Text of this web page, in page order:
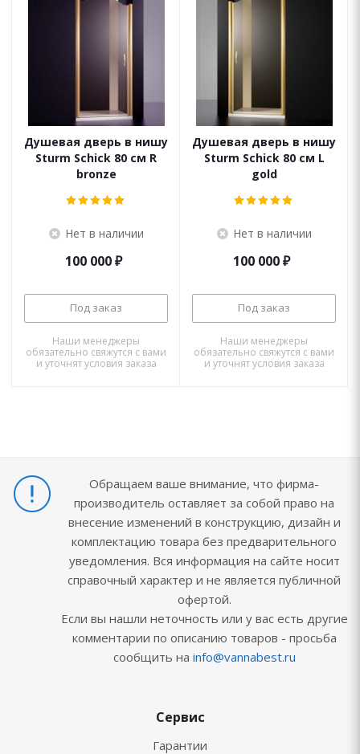
Душевая дверь в нишу
Sturm Schick 80 см R
bronze
Нет в наличии
100 000₽
Под заказ
Наши менеджеры
обязательно свяжутся с вами
и уточнят условия заказа
Душевая дверь в нишу
Sturm Schick 80 см L
gold
Нет в наличии
100 000₽
Под заказ
Наши менеджеры
обязательно свяжутся с вами
и уточнят условия заказа
Обращаем ваше внимание, что фирма-
производитель оставляет за собой право на
внесение изменений в конструкцию, дизайн и
комплектацию товара без предварительного
уведомления. Вся информация на сайте носит
справочный характер и не является публичной
офертой.
Если вы нашли неточность или у вас есть другие
комментарии по описанию товаров - просьба
сообщить на info@vannabest.ru
Сервис
Гарантии